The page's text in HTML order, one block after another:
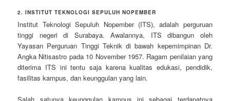
2. INSTITUT TEKNOLOGI SEPULUH NOPEMBER
Institut Teknologi Sepuluh Nopember (ITS), adalah perguruan
tinggi negeri di Surabaya. Awalannya, ITS dibangun oleh
Yayasan Perguruan Tinggi Teknik di bawah kepemimpinan Dr.
Angka Nitisastro pada 10 November 1957. Ragam penilaian yang
diterima ITS ini tentu saja karena kualitas edukasi, pendidik,
fasilitas kampus, dan keunggulan yang lain.